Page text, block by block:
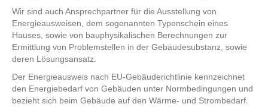
Wir sind auch Ansprechpartner für die Ausstellung von
Energieausweisen, dem sogenannten Typenschein eines
Hauses, sowie von bauphysikalischen Berechnungen zur
Ermittlung von Problemstellen in der Gebäudesubstanz, sowie
deren Lösungsansatz.
Der Energieausweis nach EU-Gebäuderichtlinie kennzeichnet
den Energiebedarf von Gebäuden unter Normbedingungen und
bezieht sich beim Gebäude auf den Wärme- und Strombedarf.